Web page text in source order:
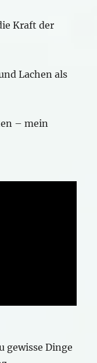
Kraft der
Lachen als
– mein
gewisse Dinge